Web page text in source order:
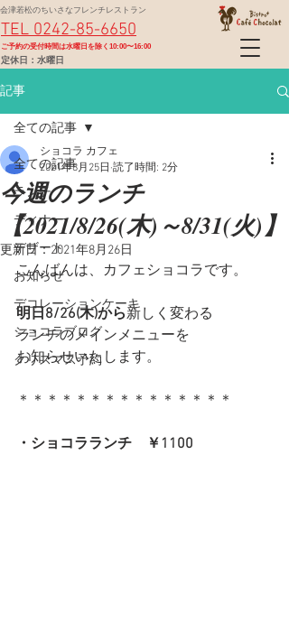
定休日：水曜日
TEL 0242-85-6650
会津若松のちいさなフレンチレストラン
​ご予約の受付時間は水曜日を除く10:00〜16:00
記事
全ての記事
ランチ
ディナー
デザート
お知らせ
デコレーションケーキ
ショコラブログ
クリスマス予約
全ての記事
今週のランチ
【2021/8/26(木)～8/31(火)】
ショコラ カフェ
2021年8月25日 読了時間: 2分
更新日：2021年8月26日
こんばんは、カフェショコラです。
明日8/26(木)から新しく変わる
ランチのメインメニューを
お知らせいたします。
＊＊＊＊＊＊＊＊＊＊＊＊＊＊＊
・ショコラランチ　￥1100